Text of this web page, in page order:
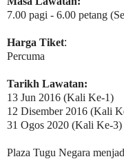
7.00 pagi - 6.00 petang
Harga Tiket:
Percuma
Tarikh Lawatan:
13 Jun 2016 (Kali Ke-1)
12 Disember 2016 (Kali
31 Ogos 2020 (Kali Ke-3)
Plaza Tugu Negara